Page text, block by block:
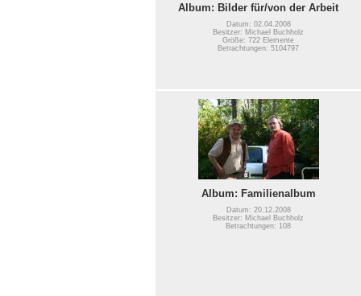
Album: Bilder für/von der Arbeit
Datum: 02.04.2008
Besitzer: Michael Buchholz
Größe: 722 Elemente
Betrachtungen: 5104797
Album: Familienalbum
Datum: 20.12.2008
Besitzer: Michael Buchholz
Betrachtungen: 108